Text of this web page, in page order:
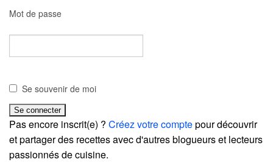
Mot de passe
Se souvenir de moi
Pas encore inscrit(e) ? Créez votre comptepour découvrir
et partager des recettes avec d'autres blogueurs et lecteurs
passionnés de cuisine.